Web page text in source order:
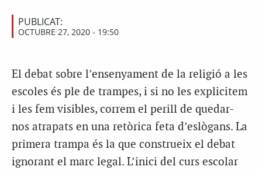
PUBLICAT:
OCTUBRE 27, 2020 - 19:50
El debat sobre l’ensenyament de la religió a les
escoles és ple de trampes, i si no les explicitem
i les fem visibles, correm el perill de quedar-
nos atrapats en una retòrica feta d’eslògans. La
primera trampa és la que construeix el debat
ignorant el marc legal. L’inici del curs escolar